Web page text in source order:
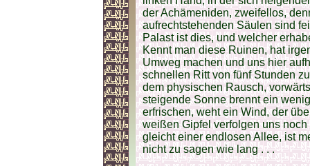
der Achämeniden, zweifellos,
aufrechtstehenden Säulen sind
Palast ist dies, und welcher
Kennt man diese Ruinen, hat
Umweg machen und uns hier
schnellen Ritt von fünf Stunden
dem physischen Rausch,
steigende Sonne brennt ein
erfrischen, weht ein Wind, der
weißen Gipfel verfolgen uns
gleicht einer endlosen Allee, ist
nicht zu sagen wie lang . . .